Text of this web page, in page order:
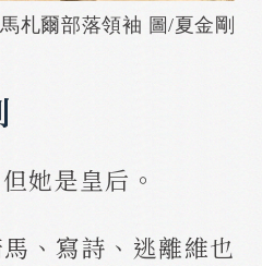
札爾部落領袖 圖/夏金剛
她是皇后。
、寫詩、逃離維也